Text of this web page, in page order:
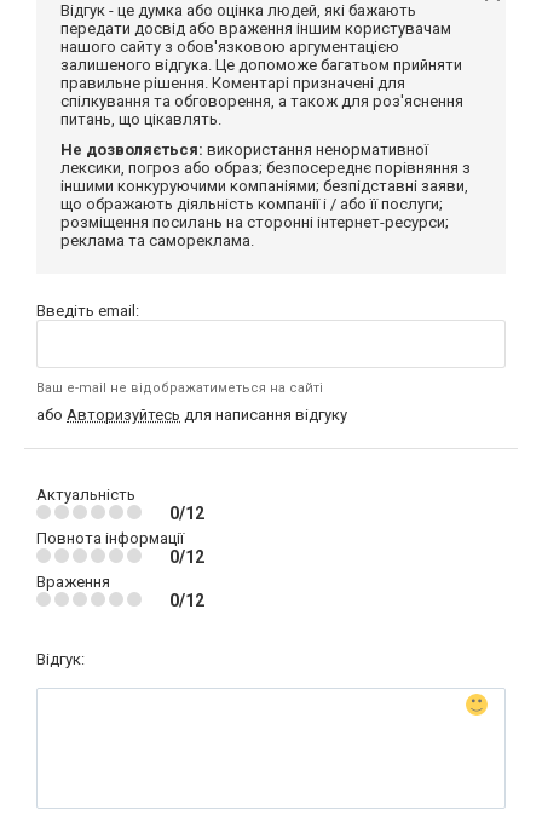
Відгук - це думка або оцінка людей, які бажають
передати досвід або враження іншим користувачам
нашого сайту з обов'язковою аргументацією
залишеного відгука. Це допоможе багатьом прийняти
правильне рішення. Коментарі призначені для
спілкування та обговорення, а також для роз'яснення
питань, що цікавлять.
Не дозволяється: використання ненормативної
лексики, погроз або образ; безпосереднє порівняння з
іншими конкуруючими компаніями; безпідставні заяви,
що ображають діяльність компанії і / або її послуги;
розміщення посилань на сторонні інтернет-ресурси;
реклама та самореклама.
Введіть email:
Ваш e-mail не відображатиметься на сайті
або Авторизуйтесь для написання відгуку
Актуальність
0/12
Повнота інформації
0/12
Враження
0/12
Відгук: